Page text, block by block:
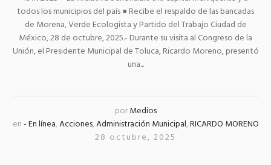
todos los municipios del país ● Recibe el respaldo de las bancadas
de Morena, Verde Ecologista y Partido del Trabajo Ciudad de
México, 28 de octubre, 2025.- Durante su visita al Congreso de la
Unión, el Presidente Municipal de Toluca, Ricardo Moreno, presentó
una...
porMedios
en- En línea,Acciones,Administración Municipal,RICARDO MORENO
28 octubre, 2025